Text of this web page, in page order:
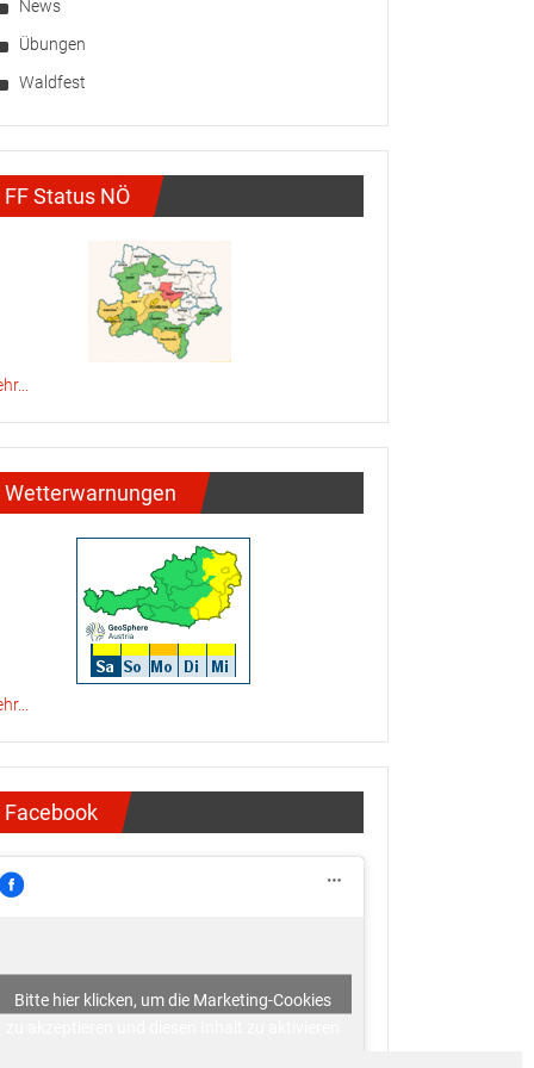
News
Übungen
Waldfest
FF Status NÖ
Wetterwarnungen
Facebook
Bitte hier klicken, um die Marketing-Cookies